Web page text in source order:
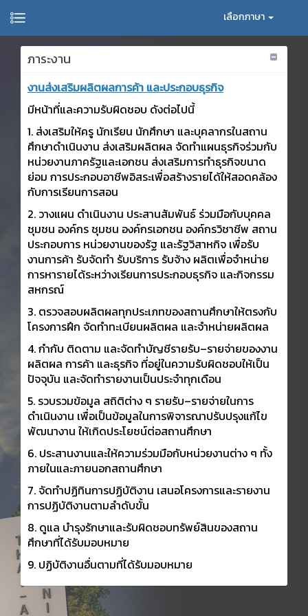
เลือกภาษา
ภาระงาน
งานส่งเสริมผลิตผลการค้า และประกอบธุรกิจ
มีหน้าที่และความรับผิดชอบ ดังต่อไปนี้
1. ส่งเสริมให้ครู นักเรียน นักศึกษา และบุคลากรในสถาน
ศึกษาดำเนินงาน ส่งเสริมผลิตผล จัดทำแผนธุรกิจร่วมกับ
หน่วยงานภาครัฐและเอกชน ส่งเสริมการทำธุรกิจขนาด
ย่อม การประกอบอาชีพอิสระเพื่อสร้างรายได้ให้สอดคล้อง
กับการเรียนการสอน
2. วางแผน ดำเนินงาน ประสานสัมพันธ์ ร่วมมือกับบุคคล
ชุมชน องค์กร ชุมชน องค์กรเอกชน องค์กรวิชาชีพ สถาน
ประกอบการ หน่วยงานของรัฐ และรัฐวิสาหกิจ เพื่อรับ
งานการค้า รับจัดทำ รับบริการ รับจ้าง ผลิตเพื่อจำหน่าย
การหารายได้ระหว่างเรียนการประกอบธุรกิจ และกิจกรรม
สหกรณ์
3. ตรวจสอบผลิตผลทุกประเภทของสถานศึกษาให้ตรงกับ
โครงการฝึก จัดทำทะเบียนผลิตผล และจำหน่ายผลิตผล
4. กำกับ ติดตาม และจัดทำบัญชีรายรับ–รายจ่ายของงาน
ผลิตผล การค้า และธุรกิจ ที่อยู่ในความรับผิดชอบให้เป็น
ปัจจุบัน และจัดทำรายงานเป็นประจำทุกเดือน
5. รวบรวมข้อมูล สถิติต่าง ๆ รายรับ–รายจ่ายในการ
ดำเนินงาน เพื่อเป็นข้อมูลในการพิจารณาปรับปรุงแก้ไข
พัฒนางาน ให้เกิดประโยชน์ต่อสถานศึกษา
6. ประสานงานและให้ความร่วมมือกับหน่วยงานต่าง ๆ ทั้ง
ภายในและภายนอกสถานศึกษา
7. จัดทำปฏิทินการปฏิบัติงาน เสนอโครงการและรายงาน
การปฏิบัติงานตามลำดับขั้น
8. ดูแล บำรุงรักษาและรับผิดชอบทรัพย์สินของสถาน
ศึกษาที่ได้รับมอบหมาย
9. ปฏิบัติงานอื่นตามที่ได้รับมอบหมาย